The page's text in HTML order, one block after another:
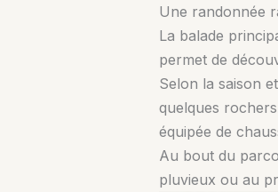
Une randonnée
La balade
permet de
Selon la saison
quelques
équipée de
Au bout du
pluvieux ou au